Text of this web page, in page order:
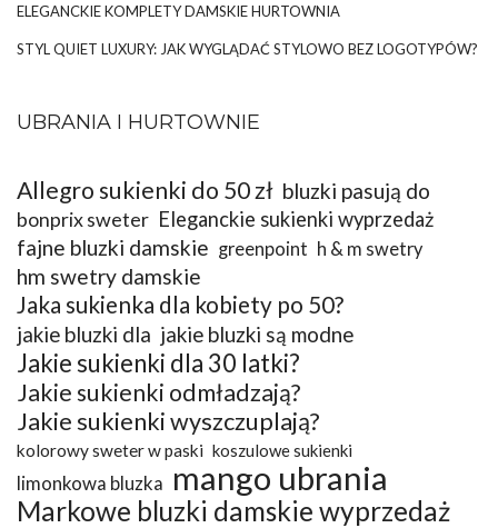
ELEGANCKIE KOMPLETY DAMSKIE HURTOWNIA
STYL QUIET LUXURY: JAK WYGLĄDAĆ STYLOWO BEZ LOGOTYPÓW?
UBRANIA I HURTOWNIE
Allegro sukienki do 50 zł bluzki pasują do
bonprix sweter Eleganckie sukienki wyprzedaż
fajne bluzki damskie greenpoint h & m swetry
hm swetry damskie
Jaka sukienka dla kobiety po 50?
jakie bluzki dla jakie bluzki są modne
Jakie sukienki dla 30 latki?
Jakie sukienki odmładzają?
Jakie sukienki wyszczuplają?
kolorowy sweter w paski koszulowe sukienki
limonkowa bluzka mango ubrania
Markowe bluzki damskie wyprzedaż